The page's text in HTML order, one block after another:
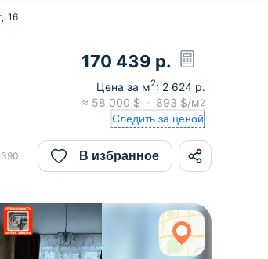
16
170 439 р.
Цена за м2: 2 624 р.
≈ 58 000 $ 893 $/м2
Следить за ценой
В избранное